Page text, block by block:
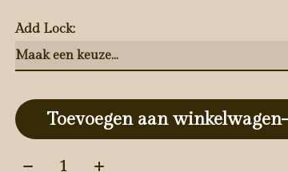
Add Lock:
Toevoegen aan winkelwagen
Aantal: